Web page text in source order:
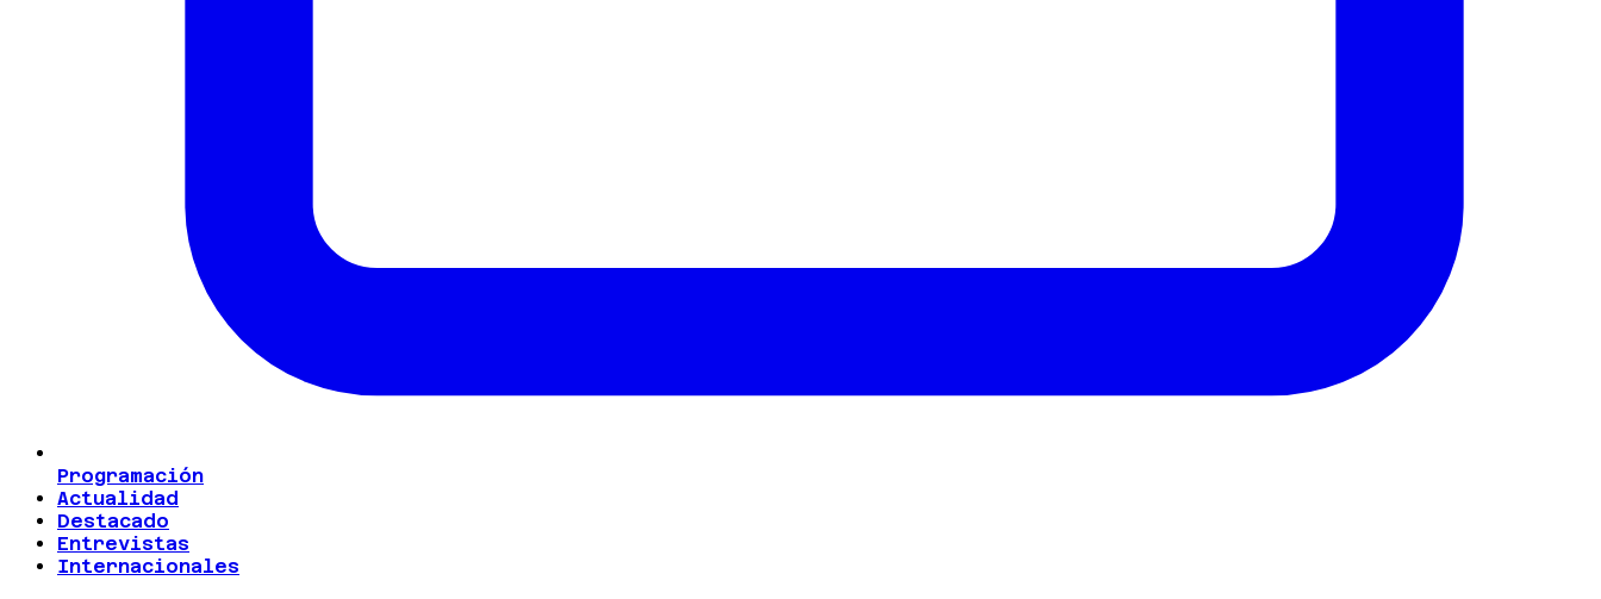
Programación
Actualidad
Destacado
Entrevistas
Internacionales